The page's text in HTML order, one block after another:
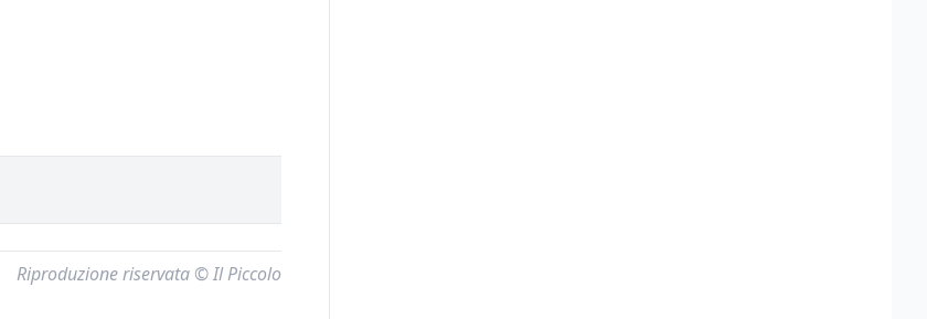
Riproduzione riservata © Il Piccolo